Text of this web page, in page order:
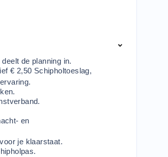
de planning in.
€ 2,50 Schipholtoeslag,
en
je klaarstaat.